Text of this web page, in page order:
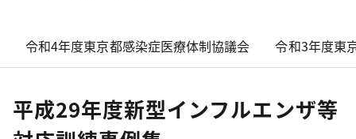
令和4年度東京都感染症医療体制協議会 令和3年度東
平成29年度新型インフルエンザ等